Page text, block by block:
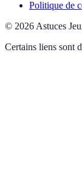
Politique de
© 2026 Astuces
Certains liens sont